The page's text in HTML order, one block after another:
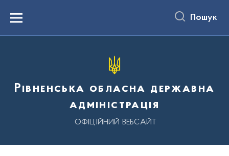
вмістуMenu Пошук
Рівненська обласна державна
адміністрація
ОФІЦІЙНИЙ ВЕБСАЙТ